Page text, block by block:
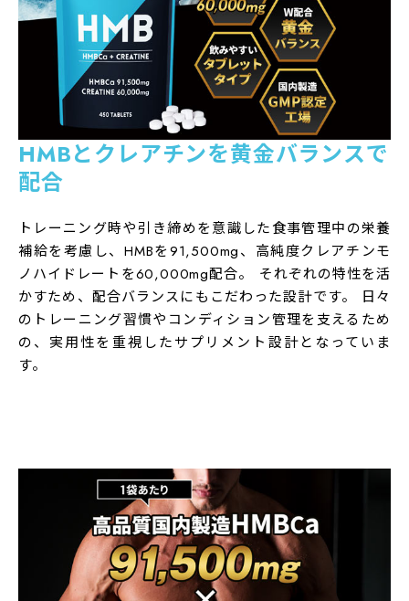
摂取上の注意
・食生活は、主食、主菜、副菜を基本に、食事のバラン
スを。
・本品は、多量摂取により、より健康が増進するもので
はありません。
・開封後はお早めにご使用ください。
・乳幼児、小児は本品の摂取を避けてください。
・商品により多少の色の違いや斑点がありますが品質に
問題はありません。
・本品はご自身の体重や運動量などを考慮して適量をご
使用ください。また体質や体調により稀に合わない場合
があります。その場合は使用を中止し、医師へご相談く
ださい。
製造から2年
広告文責
シーエスシー株式会社 0570-055-345
HMBとクレアチンを黄金バランスで
配合
トレーニング時や引き締めを意識した食事管理中の栄養
補給を考慮し、HMBを91,500mg、高純度クレアチンモ
ノハイドレートを60,000mg配合。 それぞれの特性を活
かすため、配合バランスにもこだわった設計です。 日々
のトレーニング習慣やコンディション管理を支えるため
の、実用性を重視したサプリメント設計となっていま
す。